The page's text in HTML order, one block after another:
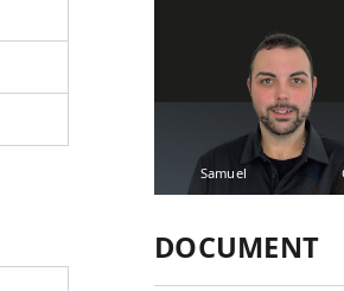
Samuel
DOCUMENT